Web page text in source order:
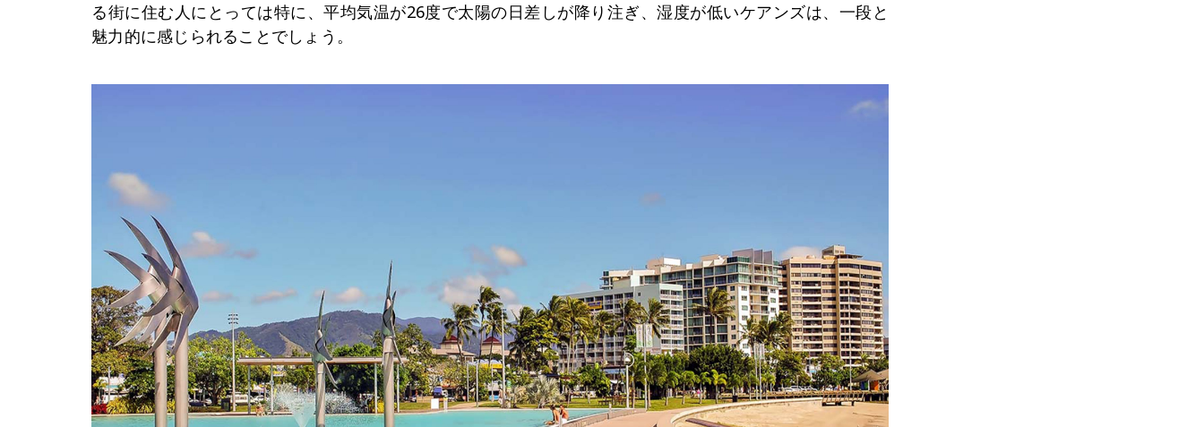
る街に住む人にとっては特に、平均気温が26度で太陽の日差しが降り注ぎ、湿度が低いケアンズは、一段と
魅力的に感じられることでしょう。